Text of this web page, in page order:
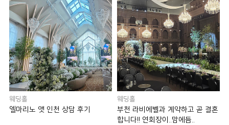
웨딩홀
엘마리노 앳 인천 상담 후기
웨딩홀
부천 라비에벨과 계약하고 곧 결혼
합니다!! 연회장이..맘에듬..